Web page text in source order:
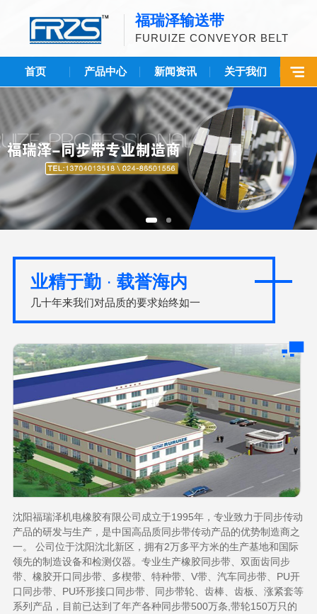
福瑞泽输送带
FURUIZE CONVEYOR BELT
首页 产品中心 新闻资讯 关于我们
业精于勤 · 载誉海内
几十年来我们对品质的要求始终如一
沈阳福瑞泽机电橡胶有限公司成立于1995年，专业致力于同步传动
产品的研发与生产，是中国高品质同步带传动产品的优势制造商之
一。 公司位于沈阳沈北新区，拥有2万多平方米的生产基地和国际
领先的制造设备和检测仪器。专业生产橡胶同步带、双面齿同步
带、橡胶开口同步带、多楔带、特种带、V带、汽车同步带、PU开
口同步带、PU环形接口同步带、同步带轮、齿棒、齿板、涨紧套等
系列产品，目前已达到了年产各种同步带500万条,带轮150万只的